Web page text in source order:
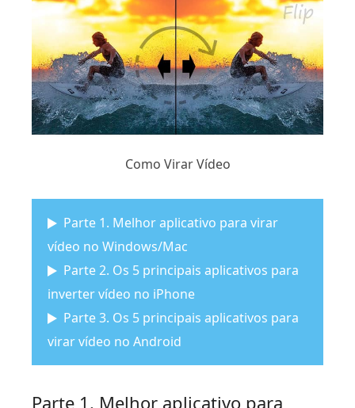
Como Virar Vídeo
Parte 1. Melhor aplicativo para virar
vídeo no Windows/Mac
Parte 2. Os 5 principais aplicativos para
inverter vídeo no iPhone
Parte 3. Os 5 principais aplicativos para
virar vídeo no Android
Parte 1. Melhor aplicativo para